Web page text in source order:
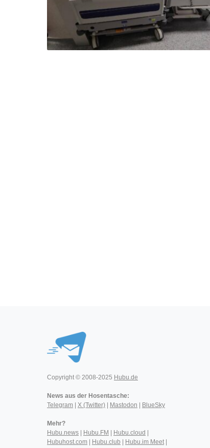
Copyright © 2008-2025 Hubu.de
News aus der Hosentasche:
Telegram
X (Twitter) Mastodon BlueSky
Mehr?
Hubu.news
Hubu.FM Hubu.cloud
Hubuhost.com
Hubu.club Hubu.im Meet|